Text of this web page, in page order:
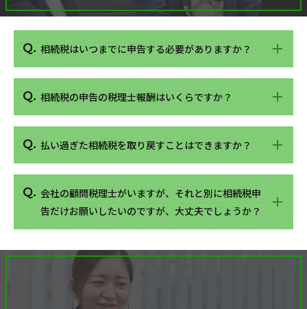
相続税はいつまでに申告する必要がありますか？
相続税の申告の税理士報酬はいくらですか？
払い過ぎた相続税を取り戻すことはできますか？
会社の顧問税理士がいますが、それと別に相続税申
告だけお願いしたいのですが、大丈夫でしょうか？